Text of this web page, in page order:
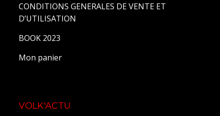
CONDITIONS GENERALES DE VENTE ET
D’UTILISATION
BOOK 2023
Mon panier
VOLK'ACTU